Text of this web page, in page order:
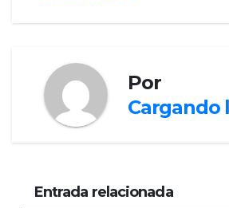
Por
Cargando
Entrada relacionada